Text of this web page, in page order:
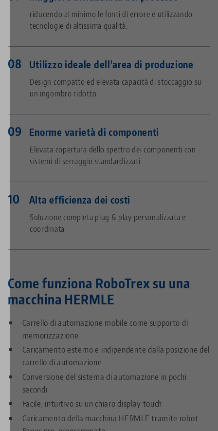
riducendo al minimo le fonti di errore e utilizzando
tecnologie di altissima qualità.
Utilizzo ideale dell'area di produzione
Design compatto ed elevata capacità di stoccaggio su
un ingombro ridotto
Enorme varietà di componenti
Elevata copertura dello spettro dei componenti con
sistemi di serraggio standardizzati
Alta efficienza dei costi
Soluzione completa plug & play personalizzata e
coordinata
Come funziona RoboTrex su una
macchina HERMLE
Carrello di automazione mobile come supporto di
memorizzazione
Caricamento esterno e indipendente dalla posizione del
carrello di automazione
Conversione del sistema di automazione in pochi
secondi
Facile, intuitivo su un chiaro display touch
Caricamento della macchina HERMLE tramite robot